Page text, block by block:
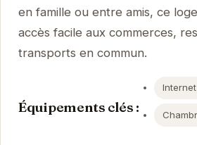
en famille ou entre amis, ce
accès facile aux commerces,
transports en commun.
Équipements clés :
Internet